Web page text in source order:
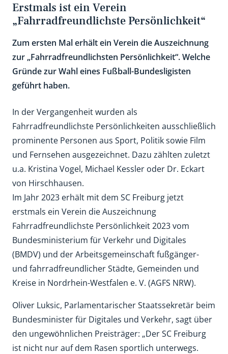
Erstmals ist ein Verein
„Fahrradfreundlichste Persönlichkeit“
Zum ersten Mal erhält ein Verein die Auszeichnung
zur „Fahrradfreundlichsten Persönlichkeit“. Welche
Gründe zur Wahl eines Fußball-Bundesligisten
geführt haben.
In der Vergangenheit wurden als
Fahrradfreundlichste Persönlichkeiten ausschließlich
prominente Personen aus Sport, Politik sowie Film
und Fernsehen ausgezeichnet. Dazu zählten zuletzt
u.a. Kristina Vogel, Michael Kessler oder Dr. Eckart
von Hirschhausen.
Im Jahr 2023 erhält mit dem SC Freiburg jetzt
erstmals ein Verein die Auszeichnung
Fahrradfreundlichste Persönlichkeit 2023 vom
Bundesministerium für Verkehr und Digitales
(BMDV) und der Arbeitsgemeinschaft fußgänger-
und fahrradfreundlicher Städte, Gemeinden und
Kreise in Nordrhein-Westfalen e. V. (AGFS NRW).
Oliver Luksic, Parlamentarischer Staatssekretär beim
Bundesminister für Digitales und Verkehr, sagt über
den ungewöhnlichen Preisträger: „Der SC Freiburg
ist nicht nur auf dem Rasen sportlich unterwegs.